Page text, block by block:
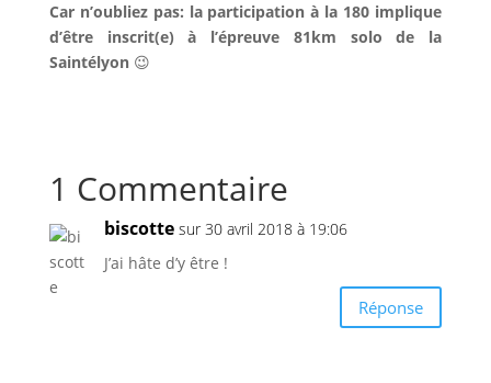
Car n’oubliez pas: la participation à la 180 implique
d’être inscrit(e) à l’épreuve 81km solo de la
Saintélyon😉
1 Commentaire
biscotte sur 30 avril 2018 à 19:06
J’ai hâte d’y être !
Réponse